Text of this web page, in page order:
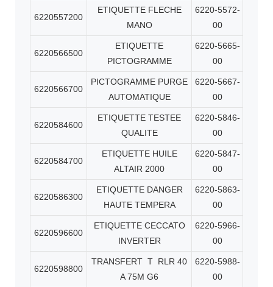
6220557200
ETIQUETTE FLECHE
MANO
6220-5572-
00
6220566500
ETIQUETTE
PICTOGRAMME
6220-5665-
00
6220566700
PICTOGRAMME PURGE
AUTOMATIQUE
6220-5667-
00
6220584600
ETIQUETTE TESTEE
QUALITE
6220-5846-
00
6220584700
ETIQUETTE HUILE
ALTAIR 2000
6220-5847-
00
6220586300
ETIQUETTE DANGER
HAUTE TEMPERA
6220-5863-
00
6220596600
ETIQUETTE CECCATO
INVERTER
6220-5966-
00
6220598800
TRANSFERT T RLR 40
A 75M G6
6220-5988-
00